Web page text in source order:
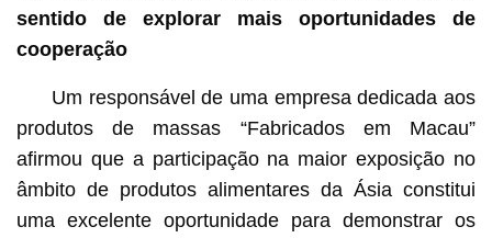
sentido de explorar mais oportunidades de
cooperação
Um responsável de uma empresa dedicada aos
produtos de massas “Fabricados em Macau”
afirmou que a participação na maior exposição no
âmbito de produtos alimentares da Ásia constitui
uma excelente oportunidade para demonstrar os